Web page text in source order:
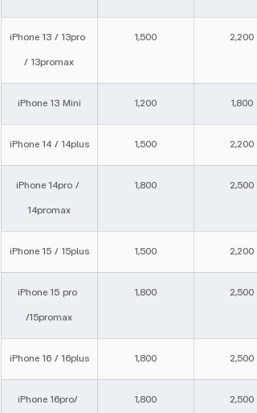
iPhone 13 / 13pro
/ 13promax
1,500 2,200
iPhone 13 Mini 1,200 1,800
iPhone 14 / 14plus 1,500 2,200
iPhone 14pro /
14promax
1,800 2,500
iPhone 15 / 15plus 1,500 2,200
iPhone 15 pro
/15promax
1,800 2,500
iPhone 16 / 16plus 1,800 2,500
iPhone 16pro/ 1,800 2,500